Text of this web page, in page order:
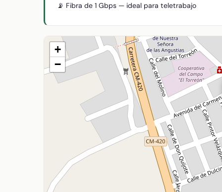
📡 Fibra de 1 Gbps — ideal para teletrabajo
+
−